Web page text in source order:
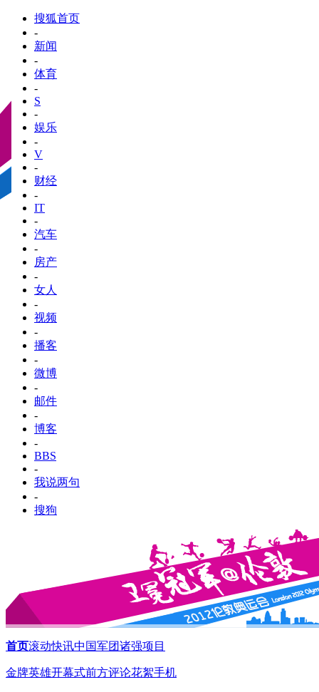
搜狐首页
-
新闻
-
体育
-
S
-
娱乐
-
V
-
财经
-
IT
-
汽车
-
房产
-
女人
-
视频
-
播客
-
微博
-
邮件
-
博客
-
BBS
-
我说两句
-
搜狗
首页滚动快讯中国军团诸强项目
金牌英雄开幕式前方评论花絮手机